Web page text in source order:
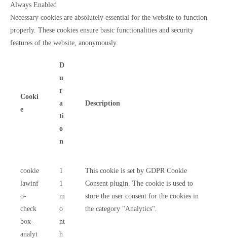
Always Enabled
Necessary cookies are absolutely essential for the website to function
properly. These cookies ensure basic functionalities and security
features of the website, anonymously.
Cooki
e
D
u
r
a
ti
o
n
Description
cookie
lawinf
o-
check
box-
analyt
1
1
m
o
nt
h
This cookie is set by GDPR Cookie
Consent plugin. The cookie is used to
store the user consent for the cookies in
the category "Analytics".